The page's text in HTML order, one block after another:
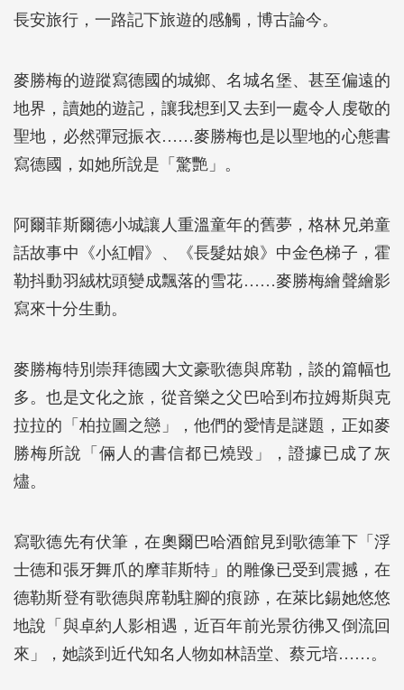
長安旅行，一路記下旅遊的感觸，博古論今。
麥勝梅的遊蹤寫德國的城鄉、名城名堡、甚至偏遠的
地界，讀她的遊記，讓我想到又去到一處令人虔敬的
聖地，必然彈冠振衣……麥勝梅也是以聖地的心態書
寫德國，如她所說是「驚艷」。
阿爾菲斯爾德小城讓人重溫童年的舊夢，格林兄弟童
話故事中《小紅帽》、《長髮姑娘》中金色梯子，霍
勒抖動羽絨枕頭變成飄落的雪花……麥勝梅繪聲繪影
寫來十分生動。
麥勝梅特別崇拜德國大文豪歌德與席勒，談的篇幅也
多。也是文化之旅，從音樂之父巴哈到布拉姆斯與克
拉拉的「柏拉圖之戀」，他們的愛情是謎題，正如麥
勝梅所說「倆人的書信都已燒毀」，證據已成了灰
燼。
寫歌德先有伏筆，在奧爾巴哈酒館見到歌德筆下「浮
士德和張牙舞爪的摩菲斯特」的雕像已受到震撼，在
德勒斯登有歌德與席勒駐腳的痕跡，在萊比錫她悠悠
地說「與卓約人影相遇，近百年前光景彷彿又倒流回
來」，她談到近代知名人物如林語堂、蔡元培……。